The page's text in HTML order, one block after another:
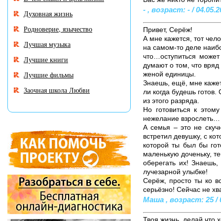
- , возраст: - /
Привет, Серёж!
А мне кажется, тот
на самом-то деле
что…оступиться
думают о том, что
женой единицы.
Знаешь, ещё, мне
ли когда будешь
из этого разряда.
Но готовиться к
нежелание взрослеть…
А семья – это не
встретил девушку, с
которой ты был бы
маленькую доченьку,
оберегать их!
лучезарной улыбке!
Серёж, просто ты ко
серьёзно! Сейчас не
Маша , возраст: 25 /
Духовная жизнь
Родноверие, язычество
Лучшая музыка
Лучшие книги
Лучшие фильмы
Заочная школа Любви